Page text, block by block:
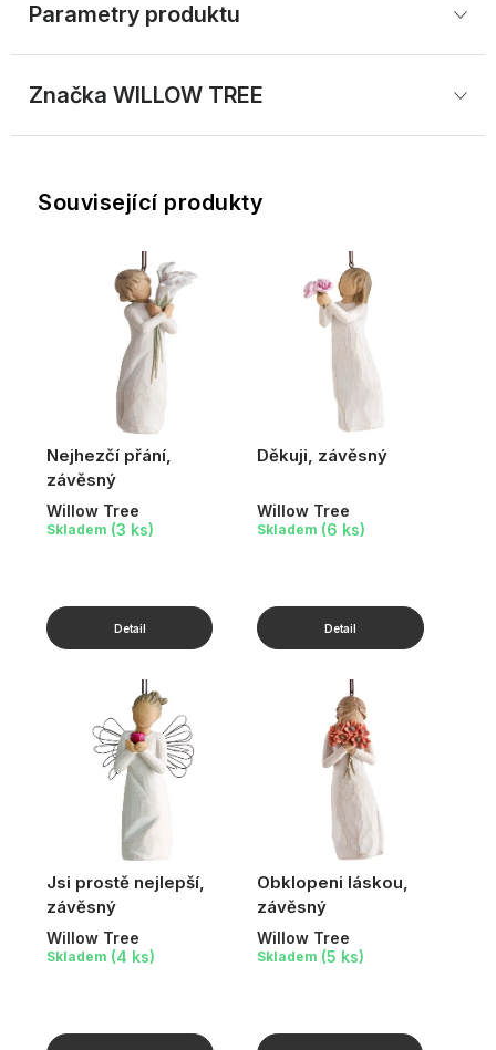
Parametry produktu
Značka WILLOW TREE
Související produkty
Nejhezčí přání,
závěsný
Willow Tree
Skladem (3 ks)
Děkuji, závěsný
Willow Tree
Skladem (6 ks)
Jsi prostě nejlepší,
závěsný
Willow Tree
Skladem (4 ks)
Obklopeni láskou,
závěsný
Willow Tree
Skladem (5 ks)